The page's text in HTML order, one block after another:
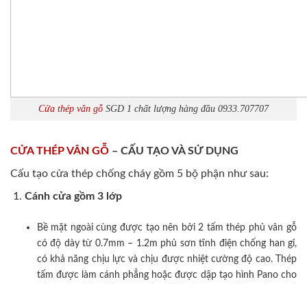
Cửa thép vân gỗ SGD 1 chất lượng hàng đầu 0933.707707
CỬA THÉP VÂN GỖ – CẤU TẠO VÀ SỬ DỤNG
Cấu tạo cửa thép chống cháy gồm 5 bộ phận như sau:
Cánh cửa gồm 3 lớp
Bề mặt ngoài cùng được tạo nên bởi 2 tấm thép phủ vân gỗ
có độ dày từ 0.7mm – 1.2m phủ sơn tĩnh điện chống han gỉ,
có khả năng chịu lực và chịu được nhiệt cường độ cao. Thép
tấm được làm cánh phẳng hoặc được dập tạo hình Pano cho